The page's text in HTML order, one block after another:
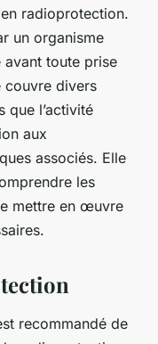
radioprotection.
un organisme
avant toute prise
couvre divers
que l’activité
aux
associés. Elle
les
mettre en œuvre
recommandé de